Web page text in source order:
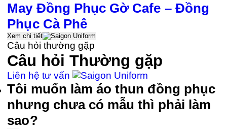
May Đồng Phục Gờ Cafe – Đồng
Phục Cà Phê
Xem chi tiết
Câu hỏi thường gặp
Câu hỏiThường gặp
Liên hệ tư vấn
Tôi muốn làm áo thun đồng phục
nhưng chưa có mẫu thì phải làm
sao?